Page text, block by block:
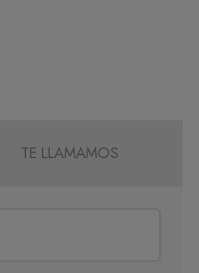
TE LLAMAMOS